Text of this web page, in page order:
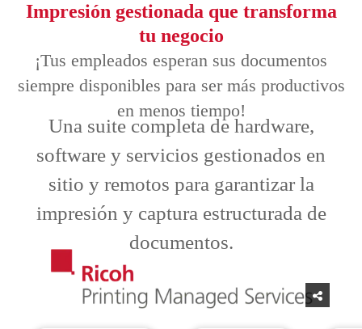
Impresión gestionada que transforma
tu negocio
¡Tus empleados esperan sus documentos
siempre disponibles para ser más productivos
en menos tiempo!
Una suite completa de hardware,
software y servicios gestionados en
sitio y remotos para garantizar la
impresión y captura estructurada de
documentos.